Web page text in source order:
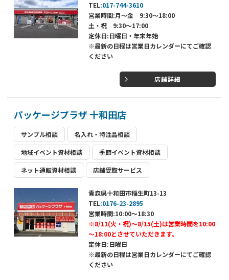
TEL:017-744-3610
営業時間:月～金 9:30～18:00
土・祝 9:30～17:00
定休日:日曜日・年末年始
※最新の日程は営業日カレンダーにてご確認
ください
店舗詳細
パッケージプラザ 十和田店
サンプル相談 名入れ・特注品相談
地域イベント資材相談 季節イベント資材相談
ネット通販資材相談 店舗受取サービス
青森県十和田市稲生町13-13
TEL:0176-23-2895
営業時間:10:00～18:30
※8/11(火・祝)～8/15(土)は営業時間を10:00
～18:00とさせていただきます。
定休日:日曜日
※最新の日程は営業日カレンダーにてご確認
ください